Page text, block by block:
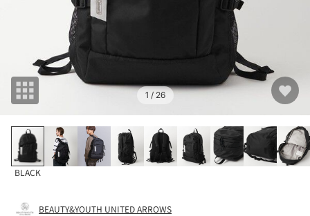
1 / 26
BLACK
BEAUTY&YOUTH UNITED ARROWS